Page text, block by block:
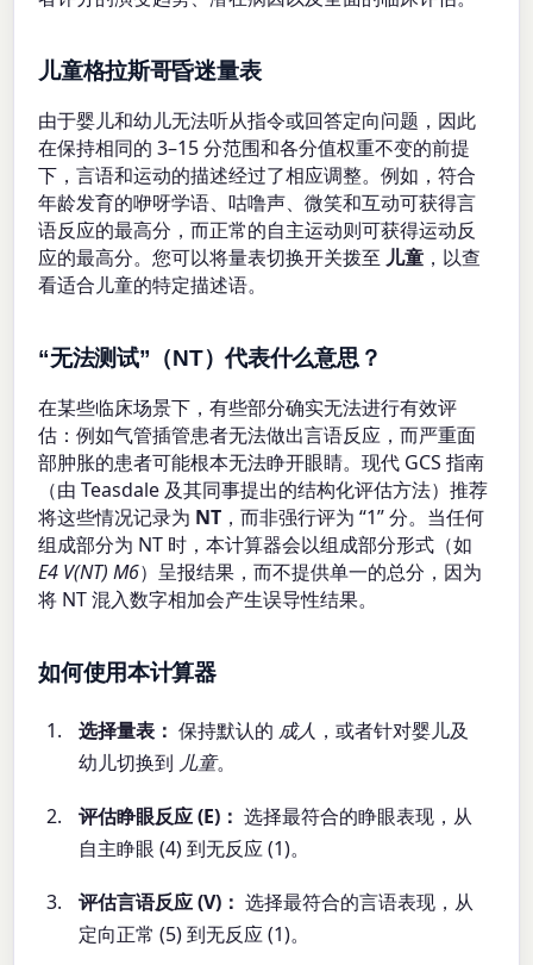
儿童格拉斯哥昏迷量表
由于婴儿和幼儿无法听从指令或回答定向问题，因此
在保持相同的 3–15 分范围和各分值权重不变的前提
下，言语和运动的描述经过了相应调整。例如，符合
年龄发育的咿呀学语、咕噜声、微笑和互动可获得言
语反应的最高分，而正常的自主运动则可获得运动反
应的最高分。您可以将量表切换开关拨至 儿童 ，以查
看适合儿童的特定描述语。
“无法测试”（NT）代表什么意思？
在某些临床场景下，有些部分确实无法进行有效评
估：例如气管插管患者无法做出言语反应，而严重面
部肿胀的患者可能根本无法睁开眼睛。现代 GCS 指南
（由 Teasdale 及其同事提出的结构化评估方法）推荐
将这些情况记录为 NT ，而非强行评为 “1” 分。当任何
组成部分为 NT 时，本计算器会以组成部分形式（如
E4 V(NT) M6）呈报结果，而不提供单一的总分，因为
将 NT 混入数字相加会产生误导性结果。
如何使用本计算器
选择量表： 保持默认的 成人 ，或者针对婴儿及
幼儿切换到 儿童。
评估睁眼反应 (E)： 选择最符合的睁眼表现，从
自主睁眼 (4) 到无反应 (1)。
评估言语反应 (V)： 选择最符合的言语表现，从
定向正常 (5) 到无反应 (1)。